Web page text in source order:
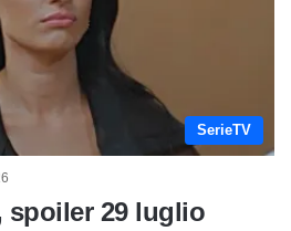
SerieTV
29 luglio